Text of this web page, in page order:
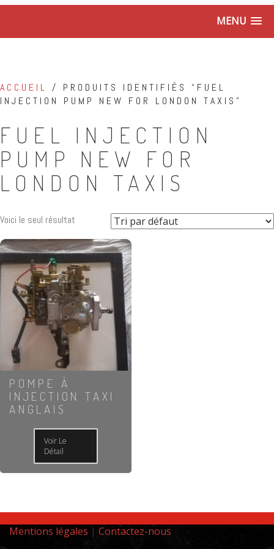
MENU
ACCUEIL / PRODUITS IDENTIFIÉS “FUEL
INJECTION PUMP NEW FOR LONDON TAXIS”
FUEL INJECTION
PUMP NEW FOR
LONDON TAXIS
Voici le seul résultat
POMPE À
INJECTION TAXI
ANGLAIS
Voir Le
Détail
Mentions légales | Contactez-nous